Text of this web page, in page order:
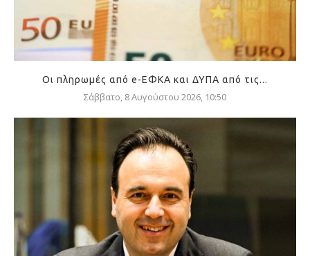
Οι πληρωμές από e-ΕΦΚΑ και ΔΥΠΑ από τις...
Σάββατο, 8 Αυγούστου 2026, 10:50